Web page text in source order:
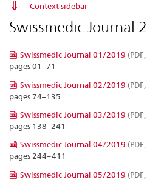
Context sidebar
Swissmedic Journal
Swissmedic Journal 01/2019
pages 01–71
Swissmedic Journal 02/2019
pages 74–135
Swissmedic Journal 03/2019
pages 138–241
Swissmedic Journal 04/2019
pages 244–411
Swissmedic Journal 05/2019